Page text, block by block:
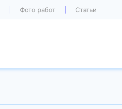
Фото работ Статьи